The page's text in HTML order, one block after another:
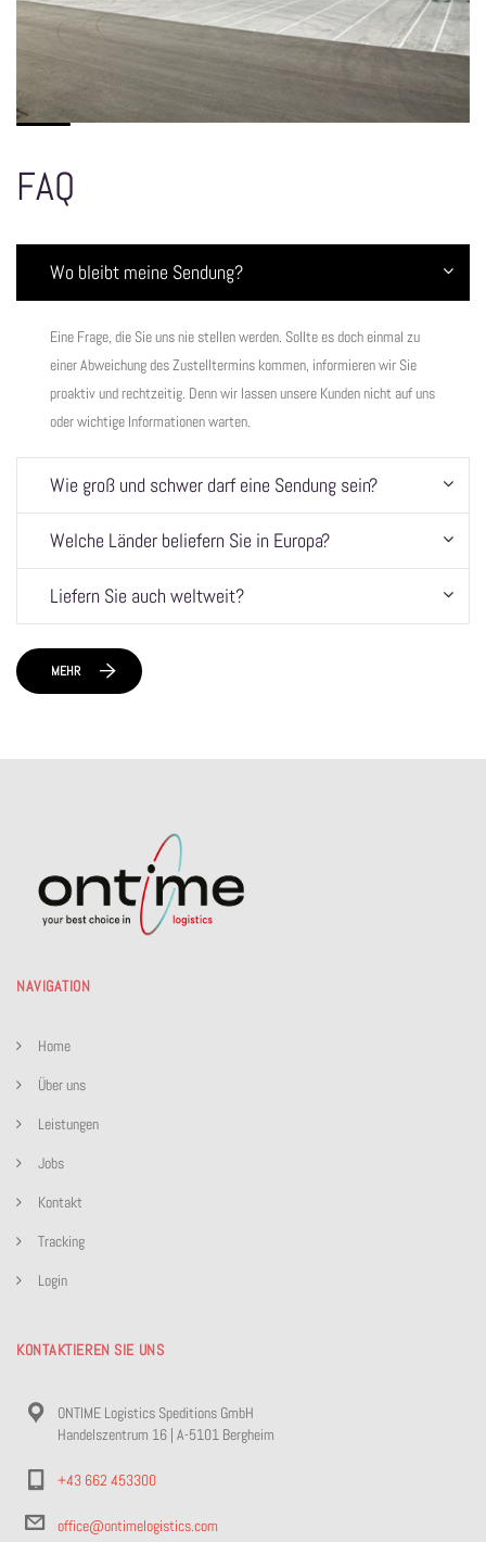
FAQ
Wo bleibt meine Sendung?
Eine Frage, die Sie uns nie stellen werden. Sollte es doch einmal zu
einer Abweichung des Zustelltermins kommen, informieren wir Sie
proaktiv und rechtzeitig. Denn wir lassen unsere Kunden nicht auf uns
oder wichtige Informationen warten.
Wie groß und schwer darf eine Sendung sein?
Welche Länder beliefern Sie in Europa?
Liefern Sie auch weltweit?
MEHR
NAVIGATION
Home
Über uns
Leistungen
Jobs
Kontakt
Tracking
Login
KONTAKTIEREN SIE UNS
ONTIME Logistics Speditions GmbH
Handelszentrum 16 | A-5101 Bergheim
+43 662 453300
office@ontimelogistics.com